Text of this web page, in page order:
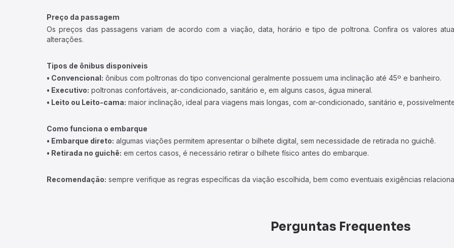
Preço da passagem
Os preços das passagens variam de acordo com a viação, data, horário e tipo de poltrona. Confira os valores
alterações.
Tipos de ônibus disponíveis
• Convencional: ônibus com poltronas do tipo convencional geralmente possuem uma inclinação até 45º e banheiro.
• Executivo: poltronas confortáveis, ar-condicionado, sanitário e, em alguns casos, água mineral.
• Leito ou Leito-cama: maior inclinação, ideal para viagens mais longas, com ar-condicionado, sanitário e,
Como funciona o embarque
• Embarque direto: algumas viações permitem apresentar o bilhete digital, sem necessidade de retirada no guichê.
• Retirada no guichê: em certos casos, é necessário retirar o bilhete físico antes do embarque.
Recomendação: sempre verifique as regras específicas da viação escolhida, bem como eventuais exigências
Perguntas Frequentes